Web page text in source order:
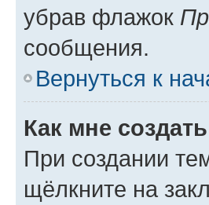
убрав флажок
сообщения.
Вернуться к
Как мне
При создании
щёлкните на